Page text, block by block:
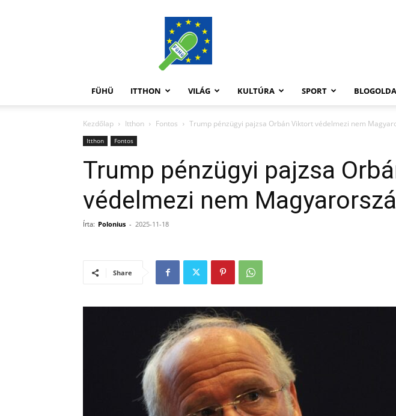
FüHü
FÜHÜ ITTHON VILÁG KULTÚRA SPORT BLOGOLDA
Kezdőlap Itthon Fontos Trump pénzügyi pajzsa Orbán Viktort védelmezi nem
Itthon Fontos
Trump pénzügyi pajzsa
védelmezi nem
Írta: Polonius - 2025-11-18
Share